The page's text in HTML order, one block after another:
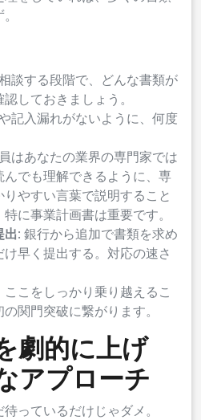
談する段階で、どんな書類が
しておきましょう。
記入漏れがないように、何度
はあなたの業界の専門家では
でも理解できるように、専
やすい言葉で説明すること
に事業計画書は重要です。
出: 銀行から追加で書類を求め
早く提出する。対応の速さ
こをしっかり乗り越えるこ
関門突破に繋がります。
劇的に上げ
アプローチ
っているだけじゃダメ。